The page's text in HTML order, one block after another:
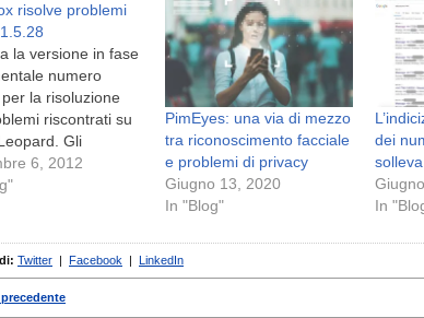
risolve problemi
la versione in fase
numero
la risoluzione
riscontrati su
Gli
6, 2012
PimEyes: una via di mezzo
tra riconoscimento facciale
e problemi di privacy
Giugno 13, 2020
In "Blog"
dei
In
Twitter | Facebook | LinkedIn